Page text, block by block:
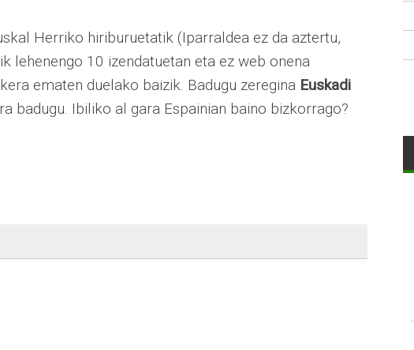
Herriko hiriburuetatik (Iparraldea ez da aztertu,
lehenengo 10 izendatuetan eta ez web onena
ematen duelako baizik. Badugu zeregina Euskadi
badugu. Ibiliko al gara Espainian baino bizkorrago?